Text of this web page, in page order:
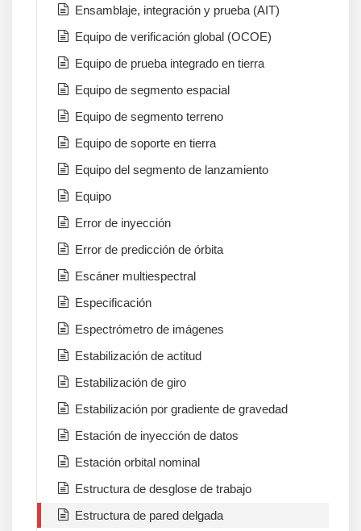
Ensamblaje, integración y prueba (AIT)
Equipo de verificación global (OCOE)
Equipo de prueba integrado en tierra
Equipo de segmento espacial
Equipo de segmento terreno
Equipo de soporte en tierra
Equipo del segmento de lanzamiento
Equipo
Error de inyección
Error de predicción de órbita
Escáner multiespectral
Especificación
Espectrómetro de imágenes
Estabilización de actitud
Estabilización de giro
Estabilización por gradiente de gravedad
Estación de inyección de datos
Estación orbital nominal
Estructura de desglose de trabajo
Estructura de pared delgada